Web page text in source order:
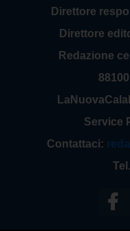
Direttore
Direttore
Redazione
Service
Contattaci: